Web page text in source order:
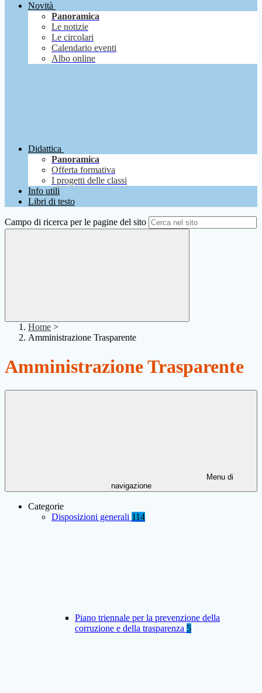
Novità
Panoramica
Le notizie
Le circolari
Calendario eventi
Albo online
Didattica
Panoramica
Offerta formativa
I progetti delle classi
Info utili
Libri di testo
Campo di ricerca per le pagine del sito
Home >
Amministrazione Trasparente
Amministrazione Trasparente
Menu di
navigazione
Categorie
Disposizioni generali 114
Piano triennale per la prevenzione della
corruzione e della trasparenza 5